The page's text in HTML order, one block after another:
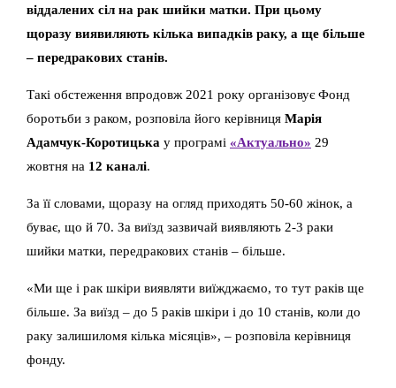
віддалених сіл на рак шийки матки. При цьому
щоразу виявиляють кілька випадків раку, а ще більше
– передракових станів.
Такі обстеження впродовж 2021 року організовує Фонд
боротьби з раком, розповіла його керівниця Марія
Адамчук-Коротицька у програмі «Актуально» 29
жовтня на 12 каналі.
За її словами, щоразу на огляд приходять 50-60 жінок, а
буває, що й 70. За виїзд зазвичай виявляють 2-3 раки
шийки матки, передракових станів – більше.
«Ми ще і рак шкіри виявляти виїжджаємо, то тут раків ще
більше. За виїзд – до 5 раків шкіри і до 10 станів, коли до
раку залишиломя кілька місяців», – розповіла керівниця
фонду.